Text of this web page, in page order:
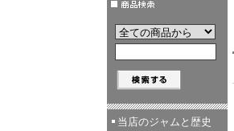
当店のジャムと歴史